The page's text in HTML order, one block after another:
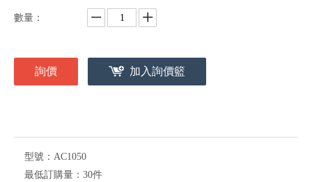
數量：
詢價 加入詢價籃
型號： AC1050
最低訂購量： 30件